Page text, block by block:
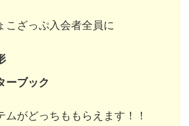
こざっぷ入会者全員に
ーブック
ムがどっちももらえます！！